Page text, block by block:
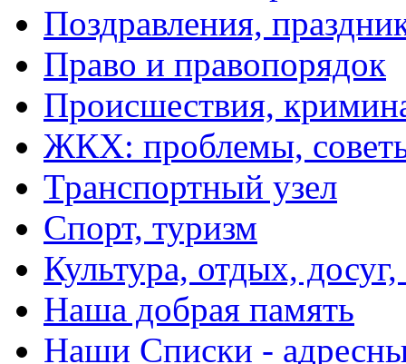
Поздравления,
Право и правопорядок
Происшествия,
ЖКХ: проблемы,
Транспортный узел
Спорт, туризм
Культура, отдых,
Наша добрая память
Наши Списки -